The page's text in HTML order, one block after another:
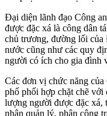
Đại diện lãnh đạo Công
được đặc xá là công dân
chủ trương, đường lối của
nước cũng như các quy
người có ích cho gia đình
Các đơn vị chức năng
phố phối hợp chặt chẽ với
lượng người được đặc xá,
nhận quản lý, phân công